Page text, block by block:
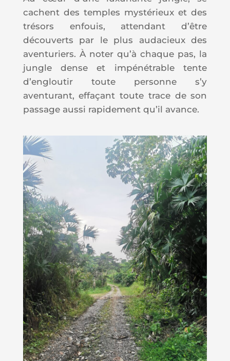
cachent des temples mystérieux et des
trésors enfouis, attendant d’être
découverts par le plus audacieux des
aventuriers. À noter qu’à chaque pas, la
jungle dense et impénétrable tente
d’engloutir toute personne s’y
aventurant, effaçant toute trace de son
passage aussi rapidement qu’il avance.